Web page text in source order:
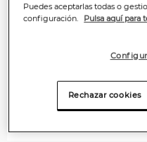
Puedes aceptarlas todas o
configuración.
Pulsa aquí para
Rechazar cookies